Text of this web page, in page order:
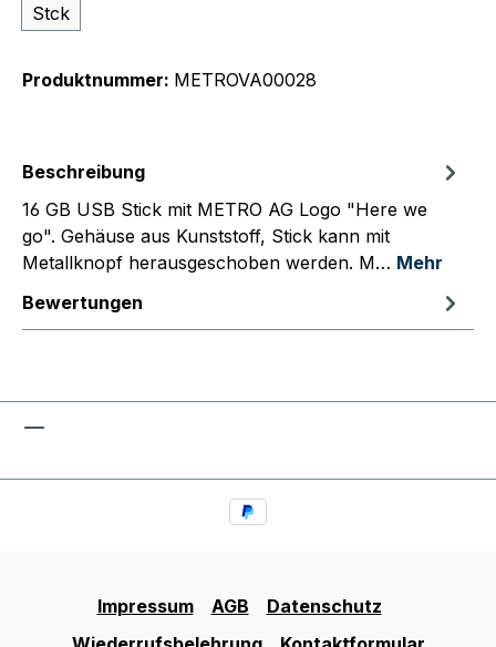
Stck
Produktnummer: METROVA00028
Beschreibung
16 GB USB Stick mit METRO AG Logo "Here we
go". Gehäuse aus Kunststoff, Stick kann mit
Metallknopf herausgeschoben werden. M… Mehr
Bewertungen
Impressum AGB
Datenschutz